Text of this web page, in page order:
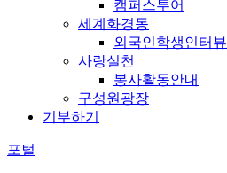
캠퍼스투어
세계화경동
외국인학생인터뷰
사랑실천
봉사활동안내
구성원광장
기부하기
포털